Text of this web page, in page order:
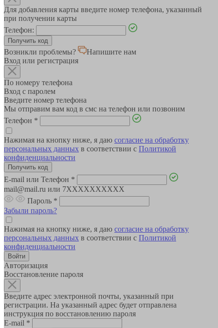
Для добавления карты введите номер телефона, указанный
при получении карты
Телефон:
Возникли проблемы?
Напишите нам
Вход или регистрация
По номеру телефона
Вход с паролем
Введите номер телефона
Мы отправим вам код в смс на телефон или позвоним
Телефон *
Нажимая на кнопку ниже, я даю согласие на обработку
персональных данных в соответствии с Политикой
конфиденциальности
E-mail или Телефон *
mail@mail.ru или 7XXXXXXXXXX
Пароль *
Забыли пароль?
Нажимая на кнопку ниже, я даю согласие на обработку
персональных данных в соответствии с Политикой
конфиденциальности
Авторизация
Восстановление пароля
Введите адрес электронной почты, указанный при
регистрации. На указанный адрес будет отправлена
инструкция по восстановлению пароля
E-mail *